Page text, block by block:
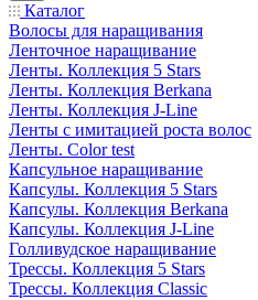
Каталог
Волосы для наращивания
Ленточное наращивание
Ленты. Коллекция 5 Stars
Ленты. Коллекция Berkana
Ленты. Коллекция J-Line
Ленты с имитацией роста волос
Ленты. Color test
Капсульное наращивание
Капсулы. Коллекция 5 Stars
Капсулы. Коллекция Berkana
Капсулы. Коллекция J-Line
Голливудское наращивание
Трессы. Коллекция 5 Stars
Трессы. Коллекция Classic